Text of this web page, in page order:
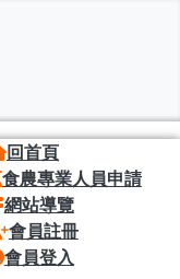
回首頁
食農專業人員申請
網站導覽
會員註冊
會員登入